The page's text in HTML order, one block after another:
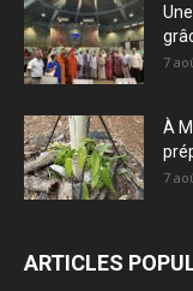
7
À
7
ARTICLES